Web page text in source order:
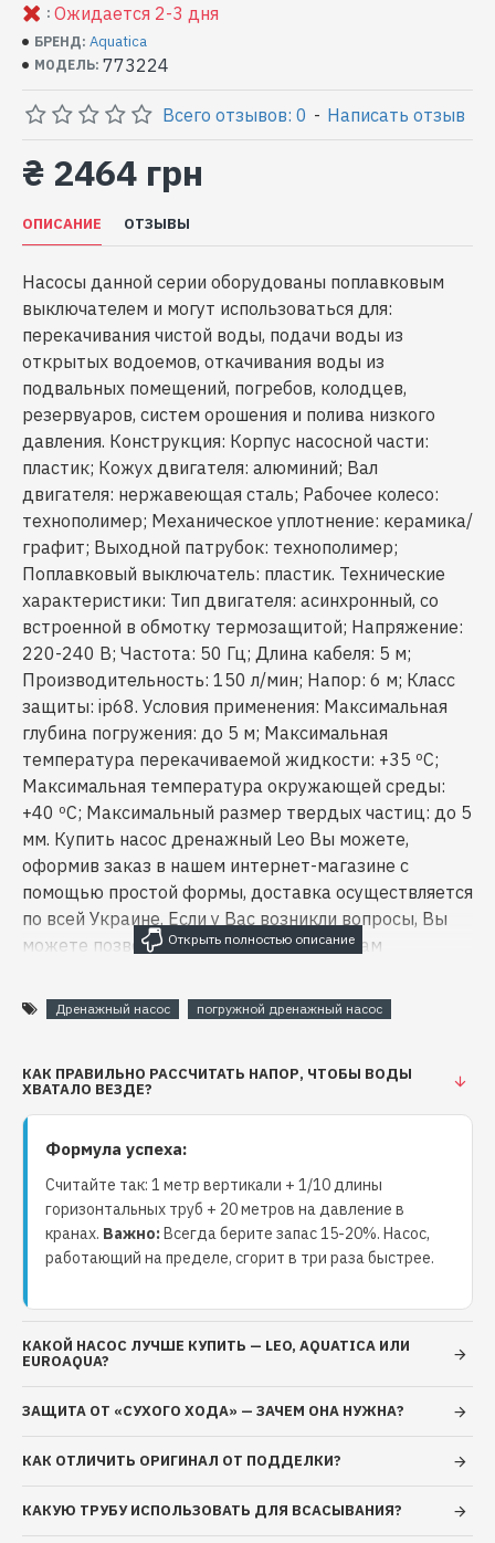
: Ожидается 2-3 дня
БРЕНД: Aquatica
МОДЕЛЬ: 773224
Всего отзывов: 0 - Написать отзыв
₴ 2464 грн
ОПИСАНИЕ ОТЗЫВЫ
Насосы данной серии оборудованы поплавковым
выключателем и могут использоваться для:
перекачивания чистой воды, подачи воды из
открытых водоемов, откачивания воды из
подвальных помещений, погребов, колодцев,
резервуаров, систем орошения и полива низкого
давления. Конструкция: Корпус насосной части:
пластик; Кожух двигателя: алюминий; Вал
двигателя: нержавеющая сталь; Рабочее колесо:
технополимер; Механическое уплотнение: керамика/
графит; Выходной патрубок: технополимер;
Поплавковый выключатель: пластик. Технические
характеристики: Тип двигателя: асинхронный, со
встроенной в обмотку термозащитой; Напряжение:
220-240 В; Частота: 50 Гц; Длина кабеля: 5 м;
Производительность: 150 л/мин; Напор: 6 м; Класс
защиты: ip68. Условия применения: Максимальная
глубина погружения: до 5 м; Максимальная
температура перекачиваемой жидкости: +35 ºC;
Максимальная температура окружающей среды:
+40 ºС; Максимальный размер твердых частиц: до 5
мм. Купить насос дренажный Leo Вы можете,
оформив заказ в нашем интернет-магазине с
помощью простой формы, доставка осуществляется
по всей Украине. Если у Вас возникли вопросы, Вы
можете позвонить по указанным номерам
Специалисты нашего интернет-магазина
предоставят Вам подробные консультации и
ДАННЫЕ Торговая марка Aquatica Гарантия, мес 12
ТЕХНИЧЕСКИЕ ДАННЫЕ Максимальный напор, м 6
Максимальная производительность, л/мин 150 Тип
Насос дренажный Количество фаз Однофазный
Напряжение, В 220 Частота, Гц 50 Номинальная
мощность, кВт 0.4 Вал двигателя Нержавеющая
сталь AISI 304 Рабочее колесо Технополимер Тип
двигателя Асинхронный, закрытого типа со
статора двигателя Медь Механическое уплотнение
Керамика/графит Класс изоляции В Класс защиты
IP68 Длина кабеля, м 5 Максимальная температура
жидкость Только для чистой воды без
извести и.д.) Материал корпуса Технополимер
Особенности Поплавковый выключатель
Дренажный насос погружной дренажный насос
КАК ПРАВИЛЬНО РАССЧИТАТЬ НАПОР, ЧТОБЫ ВОДЫ
ХВАТАЛО ВЕЗДЕ?
Формула успеха:
Считайте так: 1 метр вертикали + 1/10 длины
горизонтальных труб + 20 метров на давление в
кранах. Важно:Всегда берите запас 15-20%. Насос,
работающий на пределе, сгорит в три раза быстрее.
КАКОЙ НАСОС ЛУЧШЕ КУПИТЬ — LEO, AQUATICA ИЛИ
EUROAQUA?
ЗАЩИТА ОТ «СУХОГО ХОДА» — ЗАЧЕМ ОНА НУЖНА?
КАК ОТЛИЧИТЬ ОРИГИНАЛ ОТ ПОДДЕЛКИ?
КАКУЮ ТРУБУ ИСПОЛЬЗОВАТЬ ДЛЯ ВСАСЫВАНИЯ?